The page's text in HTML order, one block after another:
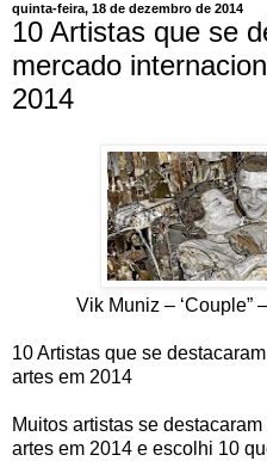
quinta-feira, 18 de dezembro de 2014
10 Artistas que se
mercado
2014
Vik Muniz – ‘Couple”
10 Artistas que se
artes em 2014
Muitos artistas se
artes em 2014 e escolhi 10